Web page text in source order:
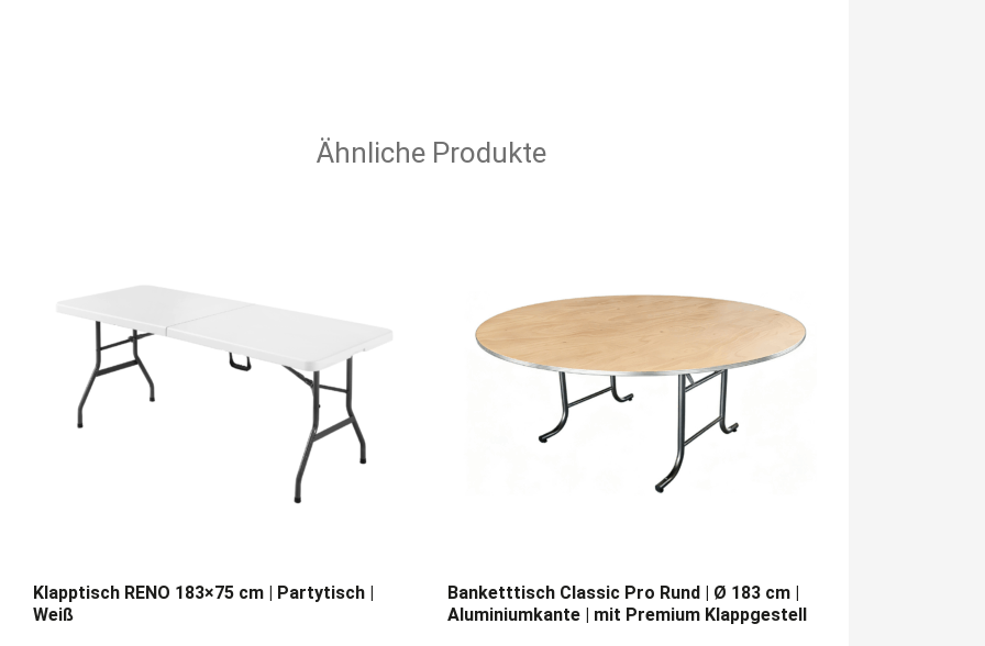
Ähnliche Produkte
Klapptisch RENO 183×75 cm | Partytisch |
Weiß
Banketttisch Classic Pro Rund | Ø 183 cm |
Aluminiumkante | mit Premium Klappgestell